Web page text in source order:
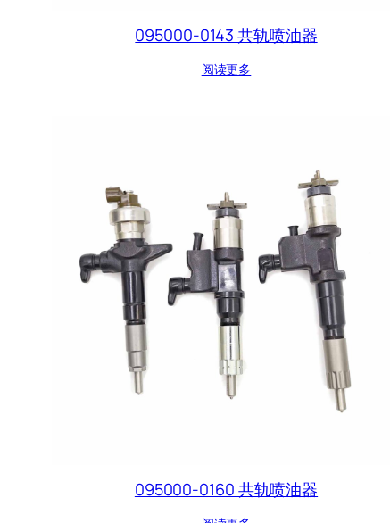
095000-0143 共轨喷油器
阅读更多
095000-0160 共轨喷油器